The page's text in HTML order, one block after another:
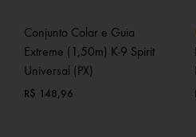
Conjunto Colar e Guia
Extreme (1,50m) K-9 Spirit
Universal (PX)
R$ 148,96